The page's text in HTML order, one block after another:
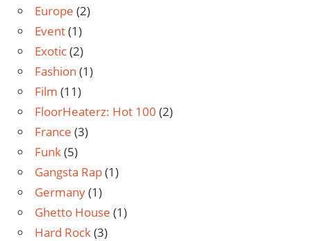
Europe (2)
Event(1)
Exotic(2)
Fashion (1)
Film (11)
FloorHeaterz: Hot 100 (2)
France (3)
Funk(5)
Gangsta Rap(1)
Germany(1)
Ghetto House (1)
Hard Rock(3)